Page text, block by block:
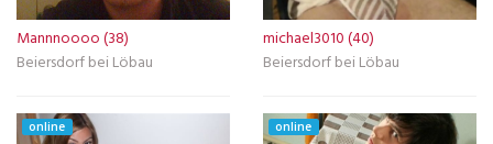
Mannnoooo (38)
Beiersdorf bei Löbau
michael3010 (40)
Beiersdorf bei Löbau
online online